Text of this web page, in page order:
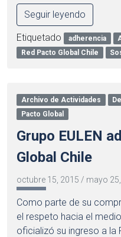
Seguir leyendo
Etiquetado adherencia
Red Pacto Global Chile
Archivo de Actividades
Pacto Global
Grupo EULEN
Global Chile
octubre 15, 2015 / mayo
Como parte de su
el respeto hacia el
oficializó su ingreso a la